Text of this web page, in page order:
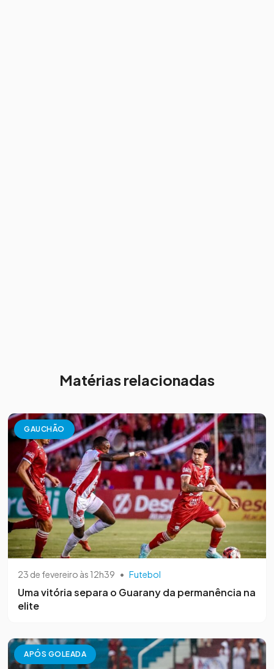
Matérias relacionadas
GAUCHÃO
23 de fevereiro às 12h39 • Futebol
Uma vitória separa o Guarany da permanência na
elite
APÓS GOLEADA